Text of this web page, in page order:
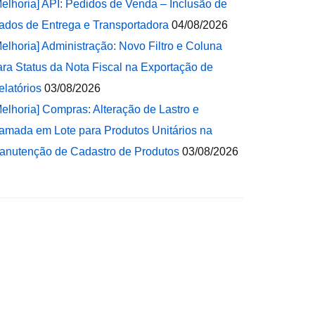
API: Pedidos de Venda – Inclusão de
de Entrega e Transportadora 04/08/2026
Administração: Novo Filtro e Coluna
Status da Nota Fiscal na Exportação de
03/08/2026
Compras: Alteração de Lastro e
em Lote para Produtos Unitários na
de Cadastro de Produtos 03/08/2026